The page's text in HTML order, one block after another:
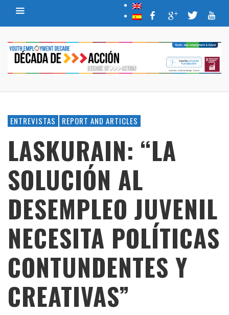
ENTREVISTAS REPORT AND ARTICLES
LASKURAIN: “LA
SOLUCIÓN AL
DESEMPLEO JUVENIL
NECESITA POLÍTICAS
CONTUNDENTES Y
CREATIVAS”